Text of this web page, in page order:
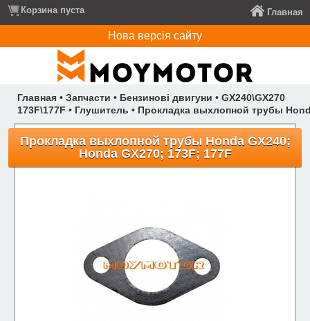
Корзина пуста Главная
Нова версія сайту
Главная • Запчасти • Бензинові двигуни • GX240\GX270
173F\177F • Глушитель • Прокладка выхлопной трубы
Прокладка выхлопной трубы Honda GX240;
Honda GX270; 173F; 177F